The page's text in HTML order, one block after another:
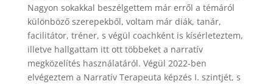
Nagyon sokakkal beszélgettem már erről a témáról
különböző szerepekből, voltam már diák, tanár,
facilitátor, tréner, s végül coachként is kísérleteztem,
illetve hallgattam itt ott többeket a narratív
megközelítés használatáról. Végül 2022-ben
elvégeztem a Narratív Terapeuta képzés I. szintjét, s